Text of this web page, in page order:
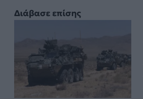
Διάβασε επίσης